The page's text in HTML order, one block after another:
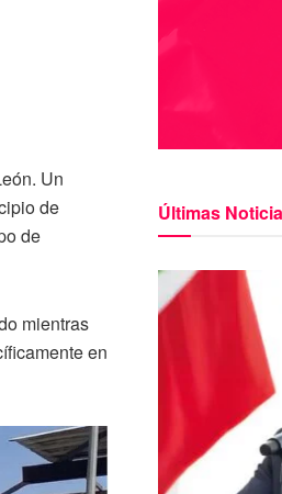
Un
de
de
mientras
en
Últimas